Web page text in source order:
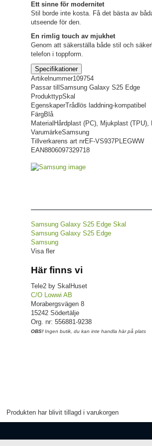
Ett sinne för modernitet
Stil borde inte kosta. Få det bästa av
utseende för den.
En rimlig touch av mjukhet
Genom att säkerställa både stil och
telefon i toppform.
Specifikationer
Artikelnummer109754
Passar till Samsung Galaxy S25 Edge
ProdukttypSkal
EgenskaperTrådlös laddning-kompatibel
FärgBlå
Material Hårdplast (PC), Mjukplast (TPU),
VarumärkeSamsung
Tillverkarens art nrEF-VS937PLEGWW
EAN8806097329718
Samsung Galaxy S25 Edge Skal
Samsung Galaxy S25 Edge
Samsung
Visa fler
Här finns vi
Tele2 by SkalHuset
C/O Lowwi AB
Morabergsvägen 8
15242 Södertälje
Org. nr: 556881-9238
OBS! Ingen butik, du kan inte handla här på plats
Produkten har blivit tillagd i varukorgen